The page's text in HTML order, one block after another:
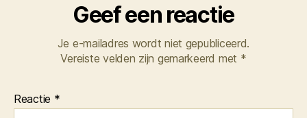
Geef een reactie
Je e-mailadres wordt niet gepubliceerd.
Vereiste velden zijn gemarkeerd met *
Reactie *